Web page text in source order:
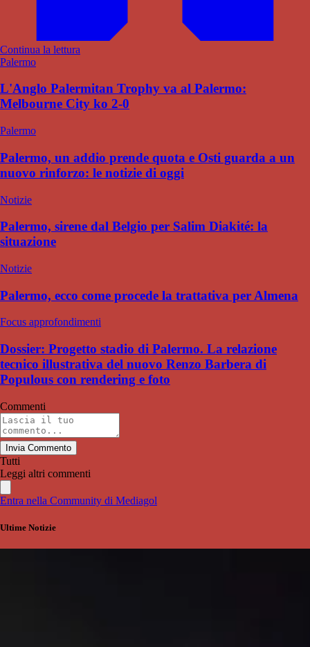
Continua la lettura
Palermo
L'Anglo Palermitan Trophy va al Palermo:
Melbourne City ko 2-0
Palermo
Palermo, un addio prende quota e Osti guarda a un
nuovo rinforzo: le notizie di oggi
Notizie
Palermo, sirene dal Belgio per Salim Diakité: la
situazione
Notizie
Palermo, ecco come procede la trattativa per Almena
Focus approfondimenti
Dossier: Progetto stadio di Palermo. La relazione
tecnico illustrativa del nuovo Renzo Barbera di
Populous con rendering e foto
Commenti
Invia Commento
Tutti
Leggi altri commenti
Entra nella Community di Mediagol
Ultime Notizie